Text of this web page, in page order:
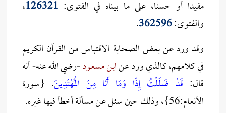
مفيدا أو حسنا، على ما بيناه في الفتوى: 126321،
والفتوى:362596
.
وقد ورد عن بعض الصحابة الاقتباس من القرآن الكريم
في كلامهم، كالذي ورد عنابن مسعود-رضي الله عنه- أنه
قال: قَدْ ضَلَلْتُ إِذًا وَمَا أَنَا مِنَ الْمُهْتَدِينَ. {سورة
الأنعام:56}، وذلك حين سئل عن مسألة أخطأ فيها غيره.